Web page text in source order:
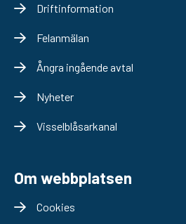
Driftinformation
Felanmälan
Ångra ingående avtal
Nyheter
Visselblåsarkanal
Om webbplatsen
Cookies